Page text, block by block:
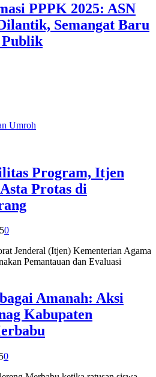
PPPK 2025: ASN
Semangat Baru
Publik
Umroh
Program, Itjen
Protas di
0
Jenderal (Itjen) Kementerian Agama
Pemantauan dan Evaluasi
Amanah: Aksi
Kabupaten
0